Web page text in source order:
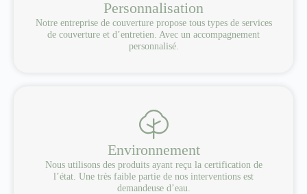
Personnalisation
Notre entreprise de couverture propose tous types de services
de couverture et d’entretien. Avec un accompagnement
personnalisé.
Environnement
Nous utilisons des produits ayant reçu la certification de
l’état. Une très faible partie de nos interventions est
demandeuse d’eau.